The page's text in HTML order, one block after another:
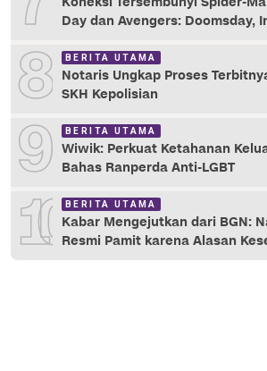
Day dan Avengers: Doomsday,
8 BERITA UTAMA
Notaris Ungkap Proses
SKH Kepolisian
9 BERITA UTAMA
Wiwik: Perkuat Ketahanan
Bahas Ranperda Anti-LGBT
10 BERITA UTAMA
Kabar Mengejutkan dari BGN:
Resmi Pamit karena Alasan